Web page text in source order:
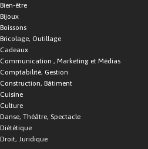
Bien-être
Bijoux
Boissons
Bricolage, Outillage
Cadeaux
Communication , Marketing et Médias
Comptabilité, Gestion
Construction, Bâtiment
Cuisine
Culture
Danse, Théâtre, Spectacle
Diététique
Droit, Juridique